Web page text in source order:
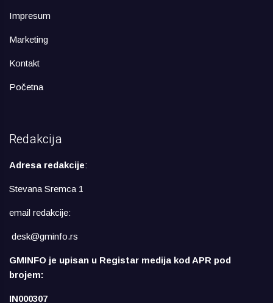
Impresum
Marketing
Kontakt
Početna
Redakcija
Adresa redakcije:
Stevana Sremca 1
email redakcije:
desk@gminfo.rs
GMINFO je upisan u Registar medija kod APR pod
brojem:
IN000307